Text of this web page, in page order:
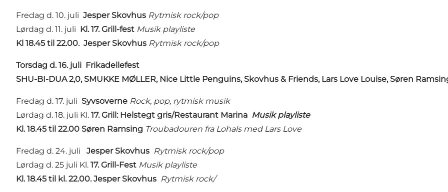
Fredag d. 10. juli Jesper Skovhus Rytmisk rock/pop
Lørdag d. 11. juli Kl. 17. Grill-fest Musik playliste
Kl 18.45 til 22.00. Jesper Skovhus Rytmisk rock/pop
Torsdag d. 16. juli Frikadellefest
SHU-BI-DUA 2,0, SMUKKE MØLLER, Nice Little Penguins, Skovhus & Friends, Lars Love Louise, Søren
Fredag d. 17. juli Syvsoverne Rock, pop, rytmisk musik
Lørdag d. 18. juli Kl. 17. Grill: Helstegt gris/Restaurant Marina Musik playliste
Kl. 18.45 til 22.00 Søren Ramsing Troubadouren fra Lohals med Lars Love
Fredag d. 24. juli Jesper Skovhus Rytmisk rock/pop
Lørdag d. 25 juli Kl. 17. Grill-Fest Musik playliste
Kl. 18.45 til kl. 22.00. Jesper Skovhus Rytmisk rock/